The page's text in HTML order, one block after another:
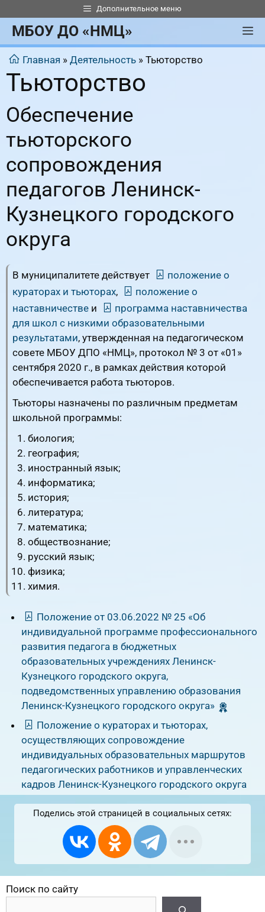
к
содержимому
Дополнительное меню
МБОУ ДО «НМЦ»
Главная »Деятельность »Тьюторство
Тьюторство
Обеспечение
тьюторского
сопровождения
педагогов Ленинск-
Кузнецкого городского
округа
В муниципалитете действует
положение о
кураторах и тьюторах,
положение о
наставничестве и
программа наставничества
для школ с низкими образовательными
результатами, утвержденная на педагогическом
совете МБОУ ДПО «НМЦ», протокол № 3 от «01»
сентября 2020 г., в рамках действия которой
обеспечивается работа тьюторов.
Тьюторы назначены по различным предметам
школьной программы:
биология;
география;
иностранный язык;
информатика;
история;
литература;
математика;
обществознание;
русский язык;
физика;
химия.
Положение от 03.06.2022 № 25 «Об
индивидуальной программе профессионального
развития педагога в бюджетных
образовательных учреждениях Ленинск-
Кузнецкого городского округа,
подведомственных управлению образования
Ленинск-Кузнецкого городского округа»
Положение о кураторах и тьюторах,
осуществляющих сопровождение
индивидуальных образовательных маршрутов
педагогических работников и управленческих
кадров Ленинск-Кузнецкого городского округа
Поделись этой страницей в социальных сетях:
Поиск по сайту